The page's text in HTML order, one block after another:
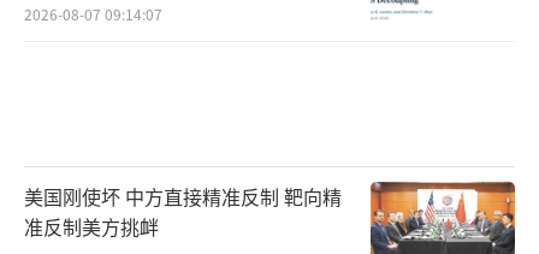
2026-08-07 09:14:07
美国刚使坏 中方直接精准反制 靶向精
准反制美方挑衅